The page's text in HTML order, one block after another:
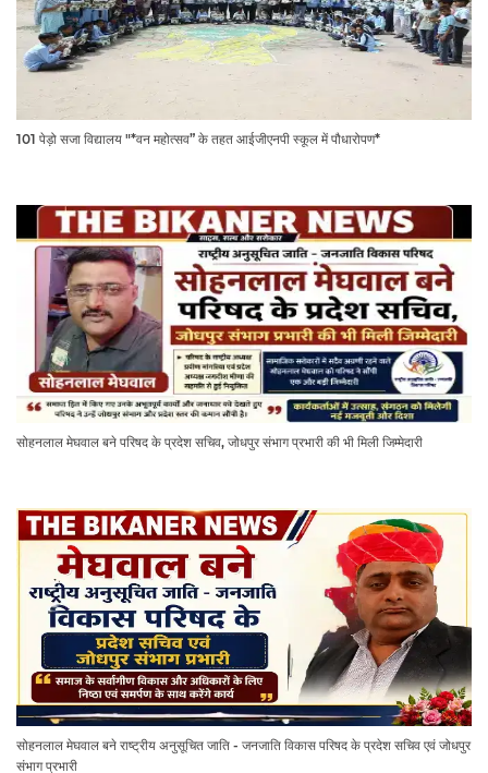
101 पेड़ो सजा विद्यालय "*वन महोत्सव” के तहत आईजीएनपी स्कूल में पौधारोपण*
सोहनलाल मेघवाल बने परिषद के प्रदेश सचिव, जोधपुर संभाग प्रभारी की भी मिली जिम्मेदारी
सोहनलाल मेघवाल बने राष्ट्रीय अनुसूचित जाति - जनजाति विकास परिषद के प्रदेश सचिव एवं जोधपुर
संभाग प्रभारी